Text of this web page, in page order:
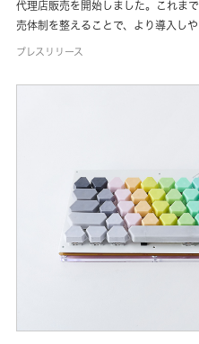
代理店販売を開始しました。これま
売体制を整えることで、より導入し
プレスリリース